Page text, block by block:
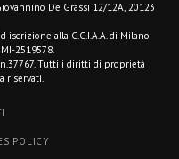
De Grassi 12/12A, 20123
iscrizione alla C.C.I.A.A. di Milano
2519578.
Tutti i diritti di proprietà
riservati.
POLICY